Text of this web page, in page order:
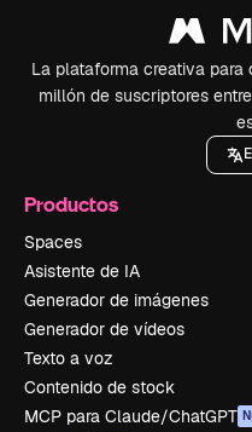
La plataforma creativa
millón de suscriptores
Productos
Spaces
Asistente de IA
Generador de imágenes
Generador de vídeos
Texto a voz
Contenido de stock
MCP para Claude/ChatGPT